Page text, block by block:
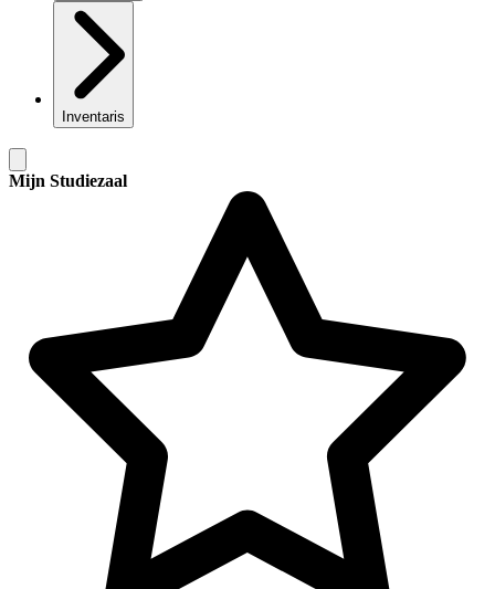
Inventaris
Mijn Studiezaal